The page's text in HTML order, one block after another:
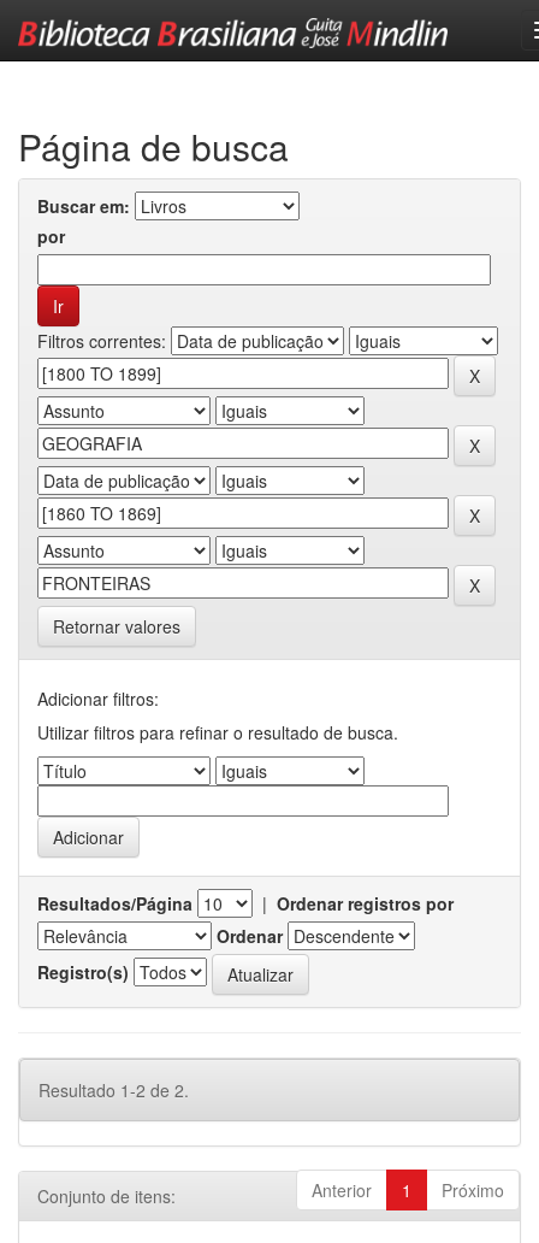
Página de busca
Buscar em:
por
Filtros correntes:
Retornar valores
Adicionar filtros:
Utilizar filtros para refinar o resultado de busca.
Resultados/Página | Ordenar registros por
Ordenar
Registro(s)
Resultado 1-2 de 2.
Anterior 1 Próximo
Conjunto de itens: